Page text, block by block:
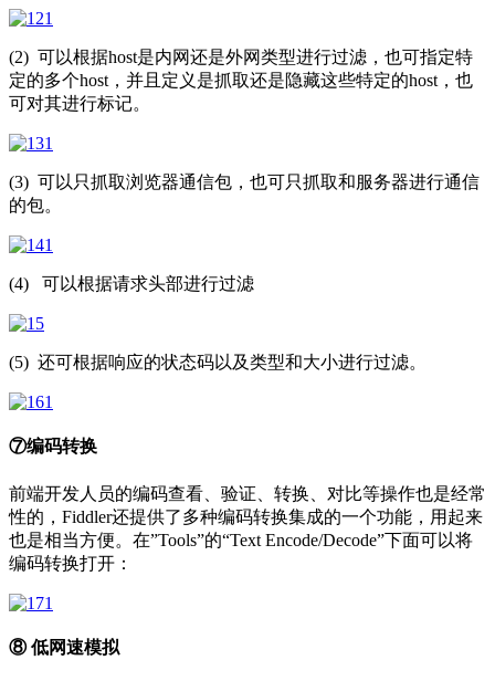
(2) 可以根据host是内网还是外网类型进行过滤，也可指定特
定的多个host，并且定义是抓取还是隐藏这些特定的host，也
可对其进行标记。
(3) 可以只抓取浏览器通信包，也可只抓取和服务器进行通信
的包。
(4) 可以根据请求头部进行过滤
(5) 还可根据响应的状态码以及类型和大小进行过滤。
⑦编码转换
前端开发人员的编码查看、验证、转换、对比等操作也是经常
性的，Fiddler还提供了多种编码转换集成的一个功能，用起来
也是相当方便。在”Tools”的“Text Encode/Decode”下面可以将
编码转换打开：
⑧ 低网速模拟